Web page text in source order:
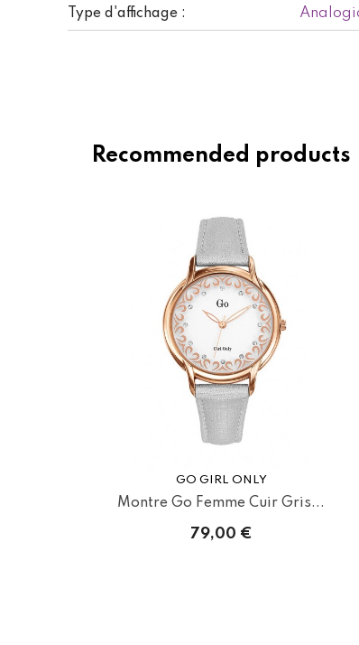
Type d'affichage :
Recommended products
GO GIRL ONLY
Montre Go Femme Cuir Gris...
79,00 €